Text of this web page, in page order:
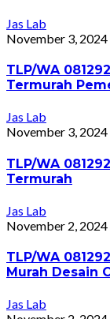
Jas Lab
November 3, 2024
TLP/WA
Termurah
Jas Lab
November 3, 2024
TLP/WA
Termurah
Jas Lab
November 2, 2024
TLP/WA
Murah Desain
Jas Lab